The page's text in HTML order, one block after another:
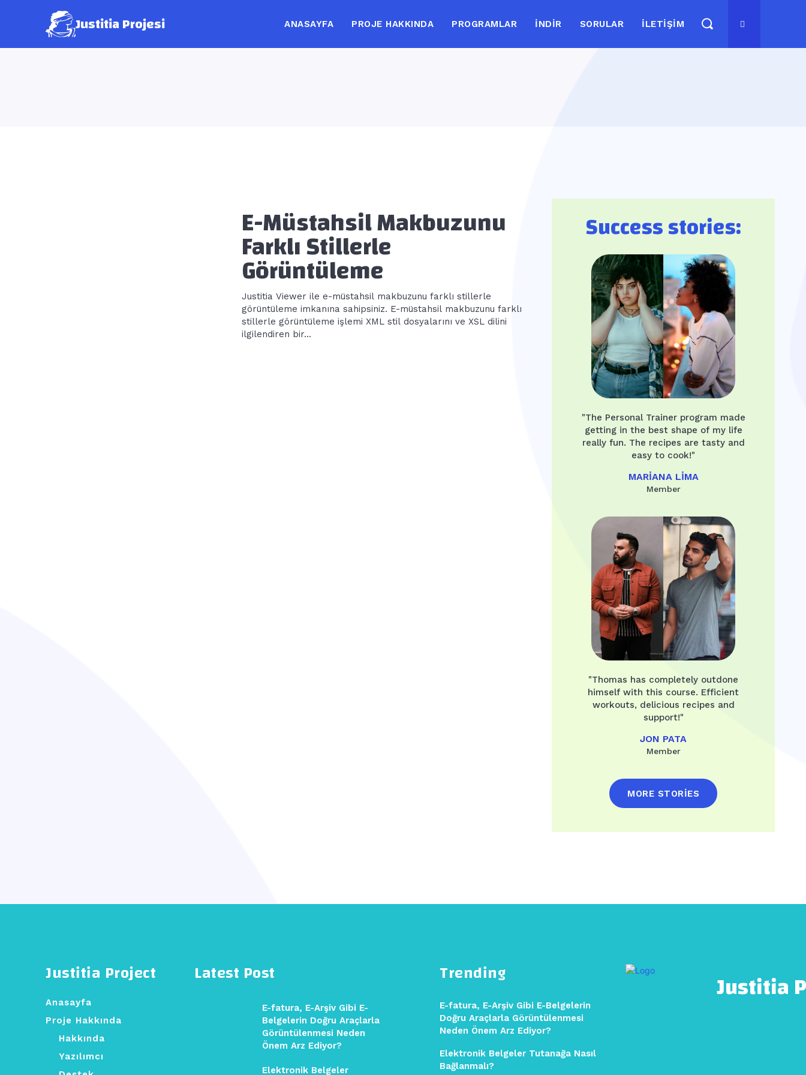
Justitia Projesi ANASAYFA PROJE HAKKINDA PROGRAMLAR İNDIR SORULAR İLETIŞIM
E-Müstahsil Makbuzunu
Farklı Stillerle
Görüntüleme
Justitia Viewer ile e-müstahsil makbuzunu farklı stillerle
görüntüleme imkanına sahipsiniz. E-müstahsil makbuzunu farklı
stillerle görüntüleme işlemi XML stil dosyalarını ve XSL dilini
ilgilendiren bir...
Success stories:
"The Personal Trainer program made
getting in the best shape of my life
really fun. The recipes are tasty and
easy to cook!"
MARIANA LIMA
Member
"Thomas has completely outdone
himself with this course. Efficient
workouts, delicious recipes and
support!"
JON PATA
Member
MORE STORIES
Justitia Project
Anasayfa
Proje Hakkında
Hakkında
Yazılımcı
Latest Post
E-fatura, E-Arşiv Gibi E-
Belgelerin Doğru Araçlarla
Görüntülenmesi Neden
Önem Arz Ediyor?
Elektronik Belgeler
Trending
E-fatura, E-Arşiv Gibi E-Belgelerin
Doğru Araçlarla Görüntülenmesi
Neden Önem Arz Ediyor?
Elektronik Belgeler Tutanağa Nasıl
Bağlanmalı?
Justitia